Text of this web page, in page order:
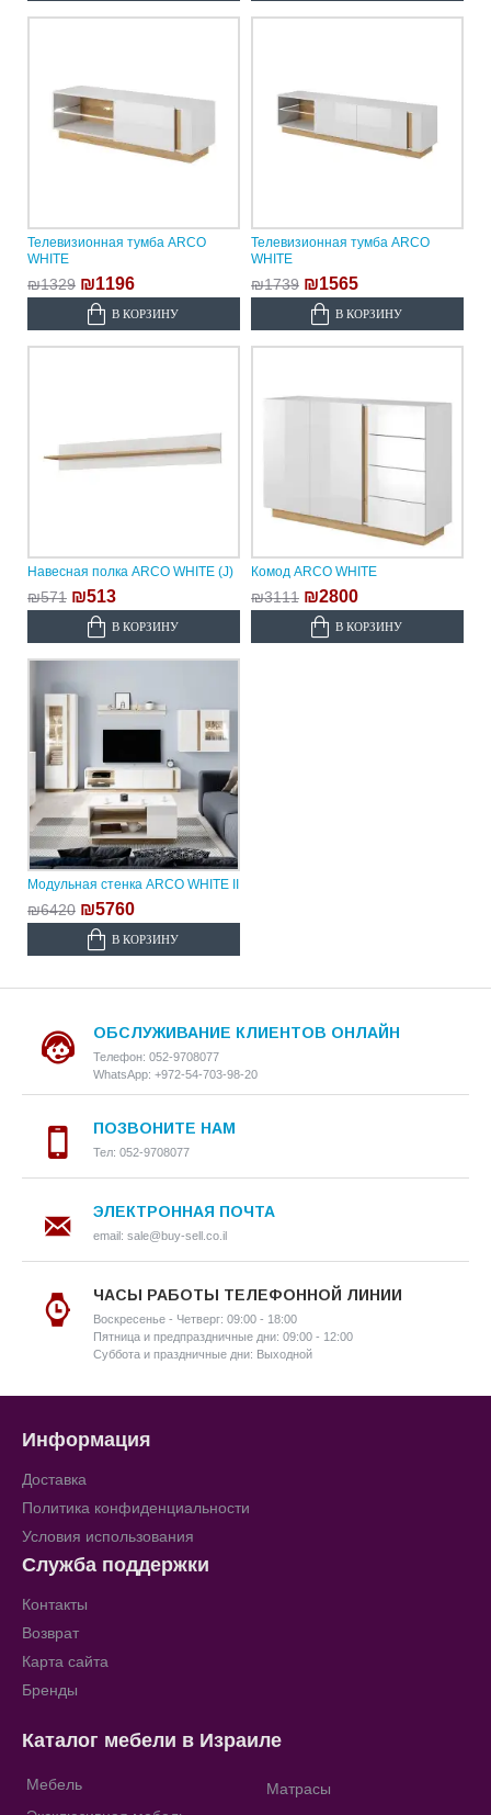
Телевизионная тумба ARCO
WHITE
₪1329 ₪1196
В КОРЗИНУ
Телевизионная тумба ARCO
WHITE
₪1739 ₪1565
В КОРЗИНУ
Навесная полка ARCO WHITE (J)
₪571 ₪513
В КОРЗИНУ
Комод ARCO WHITE
₪3111 ₪2800
В КОРЗИНУ
Модульная стенка ARCO WHITE II
₪6420 ₪5760
В КОРЗИНУ
ОБСЛУЖИВАНИЕ КЛИЕНТОВ ОНЛАЙН
Телефон: 052-9708077
WhatsApp: +972-54-703-98-20
ПОЗВОНИТЕ НАМ
Тел: 052-9708077
ЭЛЕКТРОННАЯ ПОЧТА
email: sale@buy-sell.co.il
ЧАСЫ РАБОТЫ ТЕЛЕФОННОЙ ЛИНИИ
Воскресенье - Четверг: 09:00 - 18:00
Пятница и предпраздничные дни: 09:00 - 12:00
Суббота и праздничные дни: Выходной
Информация
Доставка
Политика конфиденциальности
Условия использования
Служба поддержки
Контакты
Возврат
Карта сайта
Бренды
Каталог мебели в Израиле
Мебель
Матрасы